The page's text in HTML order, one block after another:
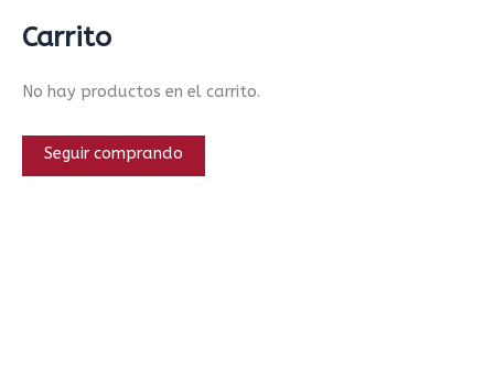
Carrito
No hay productos en el carrito.
Seguir comprando